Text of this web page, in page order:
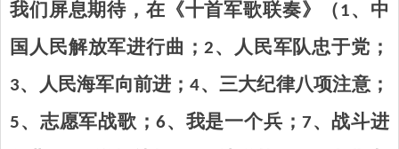
我们屏息期待，在《十首军歌联奏》（1、中
国人民解放军进行曲；2、人民军队忠于党；
3、人民海军向前进；4、三大纪律八项注意；
5、志愿军战歌；6、我是一个兵；7、战斗进